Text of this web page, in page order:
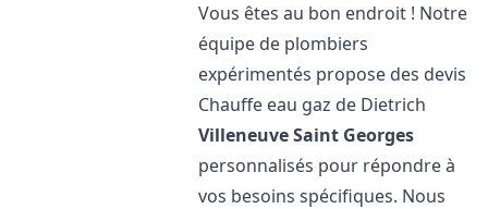
Vous êtes au bon endroit ! Notre
équipe de plombiers
expérimentés propose des devis
Chauffe eau gaz de Dietrich
Villeneuve Saint Georges
personnalisés pour répondre à
vos besoins spécifiques. Nous